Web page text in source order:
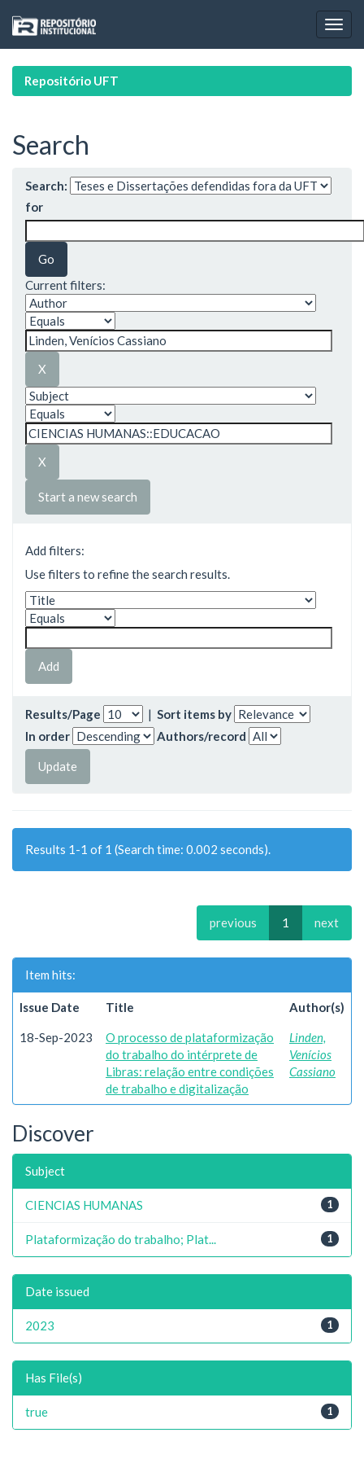
navigation
Repositório UFT
Search
Search:
for
Current filters:
Start a new search
Add filters:
Use filters to refine the search results.
Results/Page | Sort items by
In order
Authors/record
Results 1-1 of 1 (Search time: 0.002 seconds).
previous 1 next
Item hits:
Issue Date Title Author(s)
18-Sep-2023
O processo de plataformização
do trabalho do intérprete de
Libras: relação entre condições
de trabalho e digitalização
Linden,
Venícios
Cassiano
Discover
Subject
1
CIENCIAS HUMANAS
1
Plataformização do trabalho; Plat...
Date issued
1
2023
Has File(s)
1
true